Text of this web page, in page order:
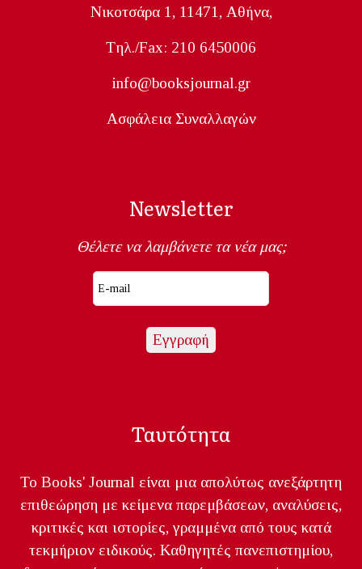
Nικοτσάρα 1, 11471, Aθήνα,
Tηλ./Fax: 210 6450006
info@booksjournal.gr
Ασφάλεια Συναλλαγών
Newsletter
Θέλετε να λαμβάνετε τα νέα μας;
Ταυτότητα
Το Books' Journal είναι μια απολύτως ανεξάρτητη
επιθεώρηση με κείμενα παρεμβάσεων, αναλύσεις,
κριτικές και ιστορίες, γραμμένα από τους κατά
τεκμήριον ειδικούς. Καθηγητές πανεπιστημίου,